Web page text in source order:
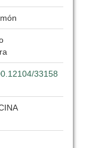
33158